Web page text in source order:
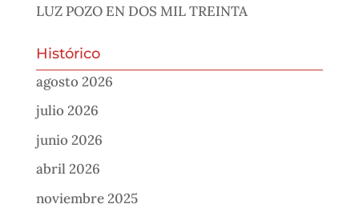
LUZ POZO EN DOS MIL TREINTA
Histórico
agosto 2026
julio 2026
junio 2026
abril 2026
noviembre 2025